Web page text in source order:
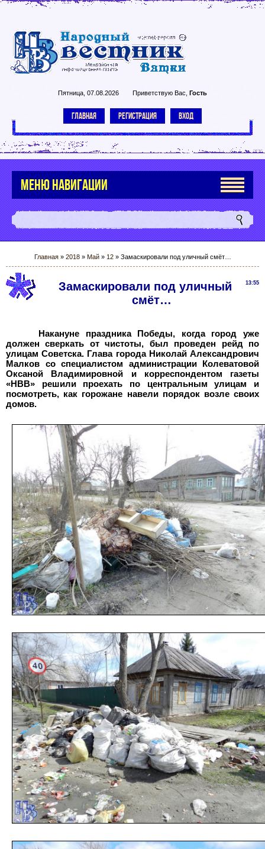
Пятница, 07.08.2026 Приветствую Вас Гость
ГЛАВНАЯ РЕГИСТРАЦИЯ ВХОД
МЕНЮ НАВИГАЦИИ
Главная» 2018 » Май » 12» Замаскировали под уличный смёт…
13:55
Замаскировали под уличный
смёт…
Накануне праздника Победы, когда город уже
должен сверкать от чистоты, был проведен рейд по
улицам Советска. Глава города Николай Александрович
Малков со специалистом администрации Колеватовой
Оксаной Владимировной и корреспондентом газеты
«НВВ» решили проехать по центральным улицам и
посмотреть, как горожане навели порядок возле своих
домов.